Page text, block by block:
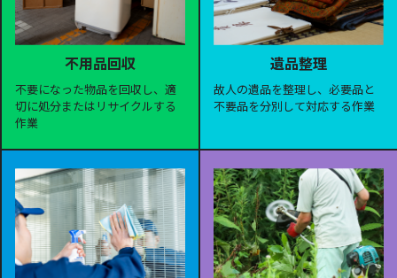
不用品回収
不要になった物品を回収し、適
切に処分またはリサイクルする
作業
遺品整理
故人の遺品を整理し、必要品と
不要品を分別して対応する作業